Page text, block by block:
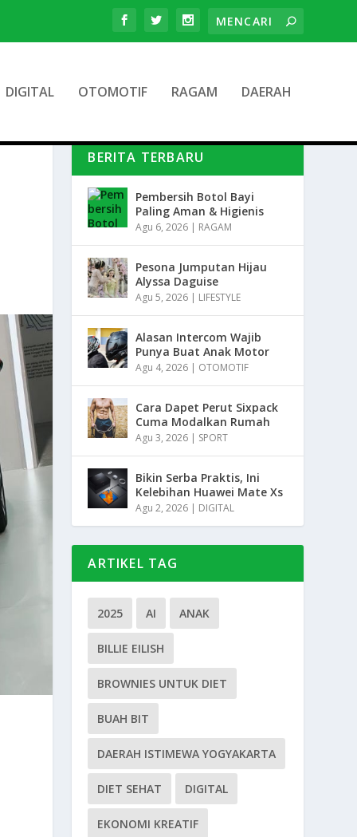
DIGITAL OTOMOTIF RAGAM DAERAH
BERITA TERBARU
Pembersih Botol Bayi
Paling Aman & Higienis
Agu 6, 2026 | RAGAM
Pesona Jumputan Hijau
Alyssa Daguise
Agu 5, 2026 | LIFESTYLE
Alasan Intercom Wajib
Punya Buat Anak Motor
Agu 4, 2026 | OTOMOTIF
Cara Dapet Perut Sixpack
Cuma Modalkan Rumah
Agu 3, 2026 | SPORT
Bikin Serba Praktis, Ini
Kelebihan Huawei Mate Xs
Agu 2, 2026 | DIGITAL
ARTIKEL TAG
2025 AI ANAK
BILLIE EILISH
BROWNIES UNTUK DIET
BUAH BIT
DAERAH ISTIMEWA YOGYAKARTA
DIET SEHAT DIGITAL
EKONOMI KREATIF